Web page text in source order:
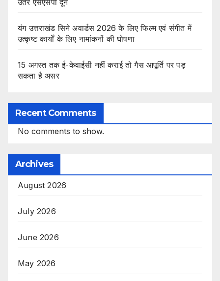
उतरे एसएसपी दून
यंग उत्तराखंड सिने अवार्डस 2026 के लिए फिल्म एवं संगीत में
उत्कृष्ट कार्यों के लिए नामांकनों की घोषणा
15 अगस्त तक ई-केवाईसी नहीं कराई तो गैस आपूर्ति पर पड़
सकता है असर
Recent Comments
No comments to show.
Archives
August 2026
July 2026
June 2026
May 2026